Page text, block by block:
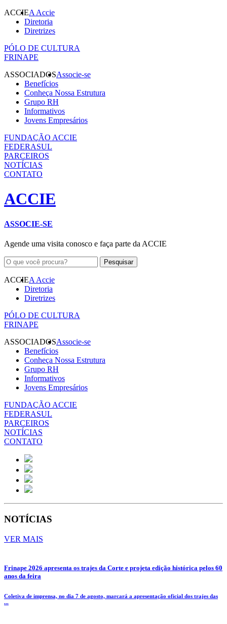
ACCIEA Accie
Diretoria
Diretrizes
PÓLO DE CULTURA
FRINAPE
ASSOCIADOSAssocie-se
Benefícios
Conheça Nossa Estrutura
Grupo RH
Informativos
Jovens Empresários
FUNDAÇÃO ACCIE
FEDERASUL
PARCEIROS
NOTÍCIAS
CONTATO
ACCIE
ASSOCIE-SE
Agende uma visita conosco e faça parte da ACCIE
ACCIEA Accie
Diretoria
Diretrizes
PÓLO DE CULTURA
FRINAPE
ASSOCIADOSAssocie-se
Benefícios
Conheça Nossa Estrutura
Grupo RH
Informativos
Jovens Empresários
FUNDAÇÃO ACCIE
FEDERASUL
PARCEIROS
NOTÍCIAS
CONTATO
NOTÍCIAS
VER MAIS
Frinape 2026 apresenta os trajes da Corte e projeta edição histórica pelos 60
anos da feira
Coletiva de imprensa, no dia 7 de agosto, marcará a apresentação oficial dos trajes das
...